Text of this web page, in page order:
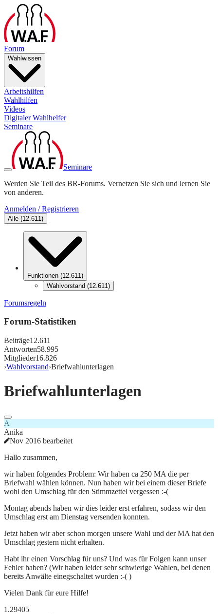
Forum
Wahlwissen
Arbeitshilfen
Wahlhilfen
Videos
Digitaler Wahlhelfer
Seminare
Seminare
Werden Sie Teil des BR-Forums. Vernetzen Sie sich und lernen Sie
von anderen.
Anmelden / Registrieren
Alle (12.611)
Funktionen (12.611)
Wahlvorstand (12.611)
Forumsregeln
Forum-Statistiken
Beiträge12.611
Antworten58.995
Mitglieder16.826
›Wahlvorstand›Briefwahlunterlagen
Briefwahlunterlagen
A
Anika
Nov 2016 bearbeitet
Hallo zusammen,
wir haben folgendes Problem: Wir haben ca 250 MA die per
Briefwahl wählen können. Nun haben wir bei einem dieser Briefe
wohl den Umschlag für den Stimmzettel vergessen :-(
Montag abends haben wir dies leider erst erfahren, sodass wir den
Umschlag erst am Dienstag versenden konnten.
Jetzt haben wir aber schon morgen unsere Wahl und der MA hat den
Umschlag gestern nicht erhalten.
Habt ihr einen Vorschlag für uns? Und was für Folgen kann unser
Fehler haben? (Wir haben leider sehr schwierige Wahlen, bei denen
bereits Anwälte einegschaltet wurden :-( )
Vielen Dank für eure Hilfe!
1.29405